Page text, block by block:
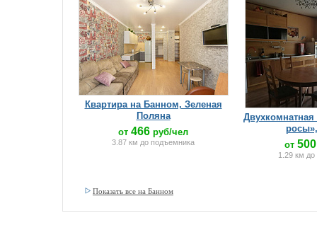
Квартира на Банном, Зеленая
Поляна
от 466 руб/чел
3.87 км до подъемника
от 500
1.29 км
Показать все на Банном